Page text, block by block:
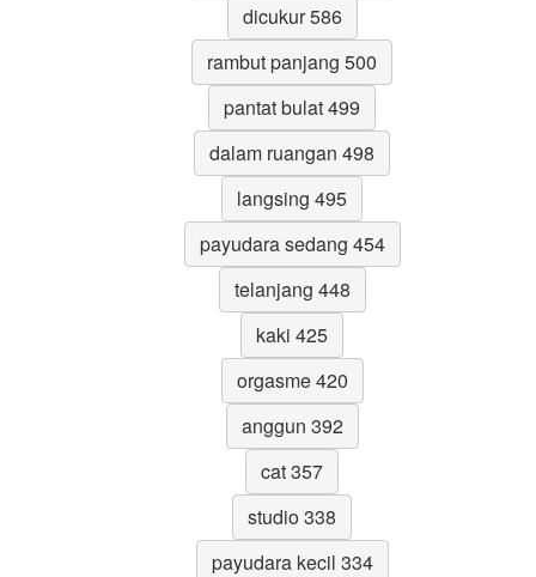
dicukur 586
rambut panjang 500
pantat bulat 499
dalam ruangan 498
langsing 495
payudara sedang 454
telanjang 448
kaki 425
orgasme 420
anggun 392
cat 357
studio 338
payudara kecil 334